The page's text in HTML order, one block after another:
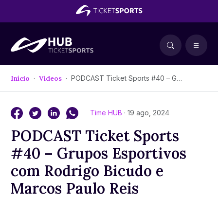
Início Vídeos PODCAST Ticket Sports #40 – Grupos Esportivos com Rodrigo Bicudo e Marcos Paulo Reis
Time HUB · 19 ago, 2024
PODCAST Ticket Sports
#40 – Grupos Esportivos
com Rodrigo Bicudo e
Marcos Paulo Reis